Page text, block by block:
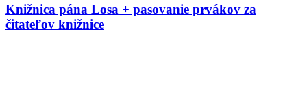
Knižnica pána Losa + pasovanie prvákov za
čitateľov knižnice